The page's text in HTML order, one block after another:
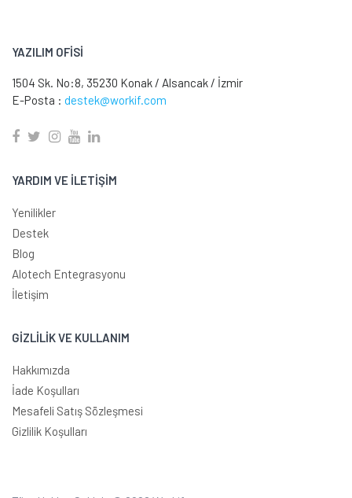
YAZILIM OFİSİ
1504 Sk. No:8, 35230 Konak / Alsancak / İzmir
E-Posta : destek@workif.com
YARDIM VE İLETİŞİM
Yenilikler
Destek
Blog
Alotech Entegrasyonu
İletişim
GİZLİLİK VE KULLANIM
Hakkımızda
İade Koşulları
Mesafeli Satış Sözleşmesi
Gizlilik Koşulları